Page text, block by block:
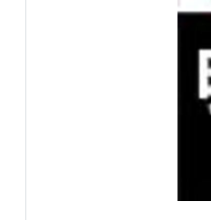
デフレ脱却と持続的な
デフレ脱却と持続的